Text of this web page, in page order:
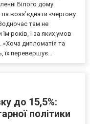
Білого дому
возз’єднати «чергову
Водночас там не
їм років, і за яких умов
«Хоча дипломатія та
їх перевершує...
до 15,5%:
політики